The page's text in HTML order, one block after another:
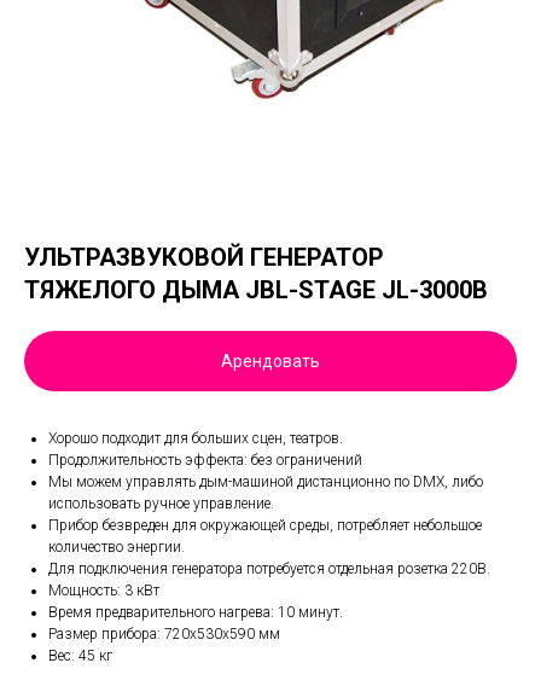
УЛЬТРАЗВУКОВОЙ ГЕНЕРАТОР
ТЯЖЕЛОГО ДЫМА JBL-STAGE JL-3000B
Арендовать
Хорошо подходит для больших сцен, театров.
Продолжительность эффекта: без ограничений
Мы можем управлять дым-машиной дистанционно по DMX, либо
использовать ручное управление.
Прибор безвреден для окружающей среды, потребляет небольшое
количество энергии.
Для подключения генератора потребуется отдельная розетка 220В.
Мощность: 3 кВт
Время предварительного нагрева: 10 минут.
Размер прибора: 720х530х590 мм
Вес: 45 кг